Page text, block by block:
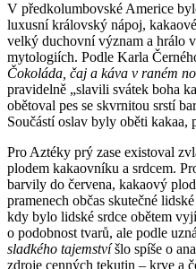
V předkolumbovské Americe
luxusní královský nápoj,
velký duchovní význam a hrálo
mytologiích. Podle Karla
Čokoláda, čaj a káva v raném
pravidelně „slavili svátek boha
obětoval pes se skvrnitou srstí
Součástí oslav byly oběti kakaa,
Pro Aztéky prý zase existoval
plodem kakaovníku a srdcem.
barvily do červena, kakaový
pramenech občas skutečné
kdy bylo lidské srdce obětem
o podobnost tvarů, ale podle
sladkého tajemstvíšlo spíše o
zdroje cenných tekutin – krve a